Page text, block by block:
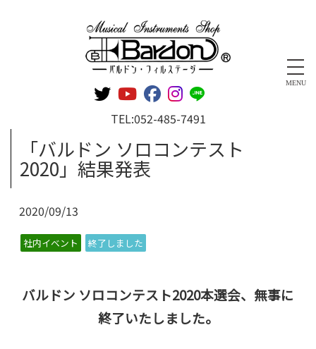
MENU
TEL:052-485-7491
「バルドン ソロコンテスト
2020」結果発表
2020/09/13
社内イベント 終了しました
バルドン ソロコンテスト2020本選会、無事に
終了いたしました。